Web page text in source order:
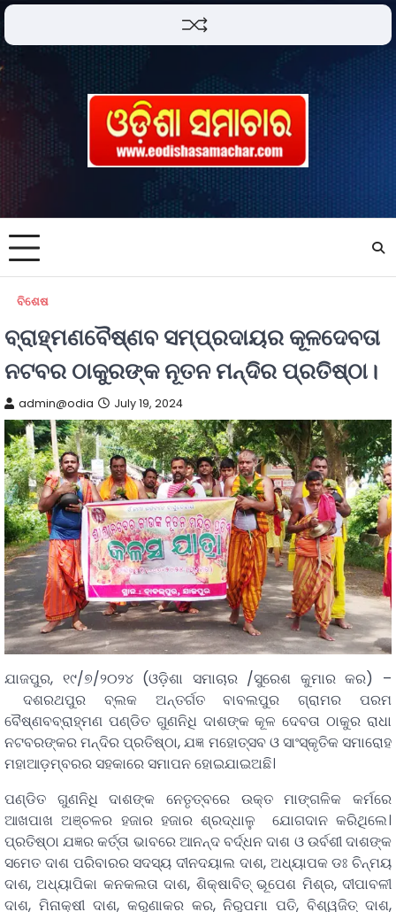
ବିଶେଷ
ବ୍ରାହ୍ମଣବୈଷ୍ଣବ ସମ୍ପ୍ରଦାୟର କୂଳଦେବତା
ନଟବର ଠାକୁରଙ୍କ ନୂତନ ମନ୍ଦିର ପ୍ରତିଷ୍ଠା।
admin@odia July 19, 2024
ଯାଜପୁର, ୧୯/୭/୨୦୨୪ (ଓଡ଼ିଶା ସମାଚାର /ସୁରେଶ କୁମାର କର) –
ଦଶରଥପୁର ବ୍ଲକ ଅନ୍ତର୍ଗତ ବାବଲପୁର ଗ୍ରାମର ପରମ
ବୈଷ୍ଣବବ୍ରାହ୍ମଣ ପଣ୍ଡିତ ଗୁଣନିଧି ଦାଶଙ୍କ କୂଳ ଦେବତା ଠାକୁର ରାଧା
ନଟବରଙ୍କର ମନ୍ଦିର ପ୍ରତିଷ୍ଠା, ଯଜ୍ଞ ମହୋତ୍ସବ ଓ ସାଂସ୍କୃତିକ ସମାରୋହ
ମହାଆଡ଼ମ୍ବରର ସହକାରେ ସମାପନ ହୋଇଯାଇଅଛି।
ପଣ୍ଡିତ ଗୁଣନିଧି ଦାଶଙ୍କ ନେତୃତ୍ବରେ ଉକ୍ତ ମାଙ୍ଗଳିକ କର୍ମରେ
ଆଖପାଖ ଅଞ୍ଚଳର ହଜାର ହଜାର ଶ୍ରଦ୍ଧାଳୁ ଯୋଗଦାନ କରିଥିଲେ।
ପ୍ରତିଷ୍ଠା ଯଜ୍ଞର କର୍ତ୍ତା ଭାବରେ ଆନନ୍ଦ ବର୍ଦ୍ଧନ ଦାଶ ଓ ଉର୍ବଶୀ ଦାଶଙ୍କ
ସମେତ ଦାଶ ପରିବାରର ସଦସ୍ୟ ଦୀନଦୟାଲ ଦାଶ, ଅଧ୍ୟାପକ ଡଃ ଚିନ୍ମୟ
ଦାଶ, ଅଧ୍ୟାପିକା କନକଲତା ଦାଶ, ଶିକ୍ଷାବିତ୍ ଭୂପେଶ ମିଶ୍ର, ଦୀପାବଳୀ
ଦାଶ, ମିନାକ୍ଷୀ ଦାଶ, କରୁଣାକର କର, ନିରୁପମା ପତି,ବିଶ୍ୱଜିତ୍ ଦାଶ,